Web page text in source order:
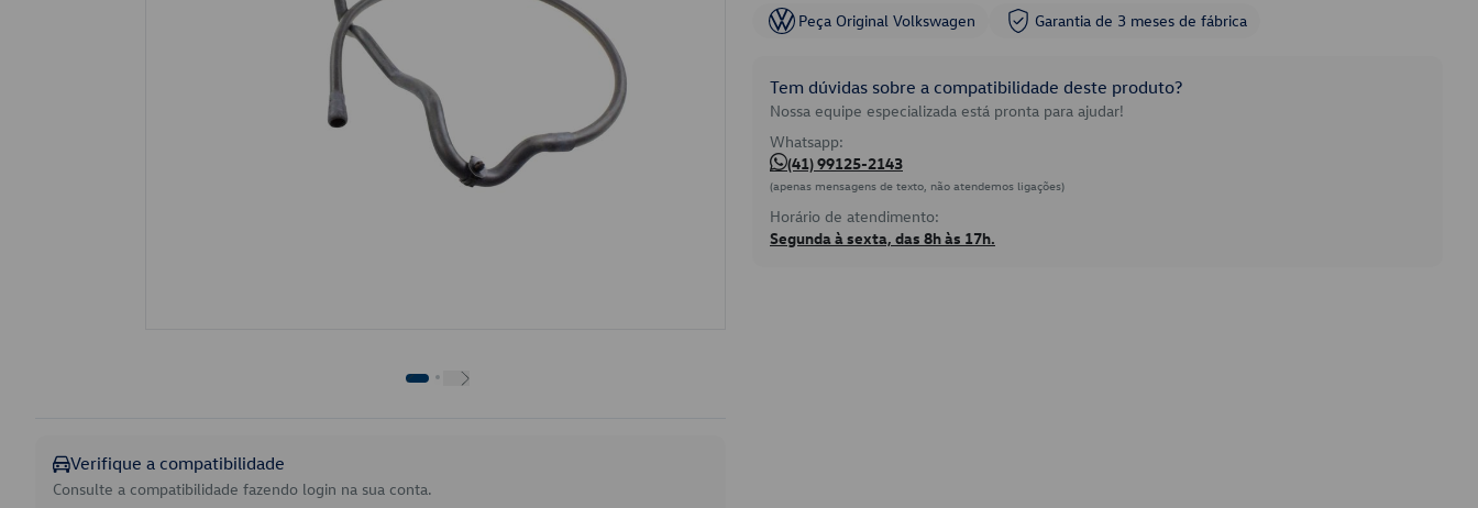
Verifique a compatibilidade
Consulte a compatibilidade fazendo login na sua conta.
Peça Original Volkswagen Garantia de 3 meses de fábrica
Tem dúvidas sobre a compatibilidade deste produto?
Nossa equipe especializada está pronta para ajudar!
Whatsapp:
(41) 99125-2143
(apenas mensagens de texto, não atendemos ligações)
Horário de atendimento:
Segunda à sexta, das 8h às 17h.